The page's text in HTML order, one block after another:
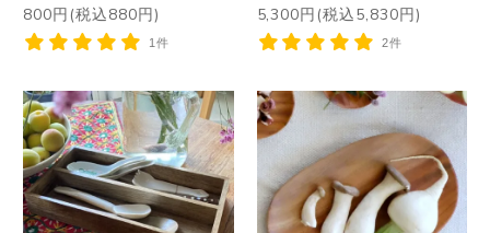
800円(税込880円)
1件
5,300円(税込5,830円)
2件